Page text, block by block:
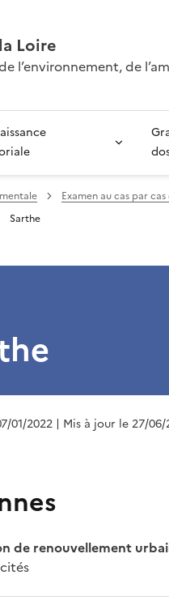
Loire
l’environnement, de
Examen au cas par
Sarthe
01/2022 | Mis à jour le 27/06/
de renouvellement